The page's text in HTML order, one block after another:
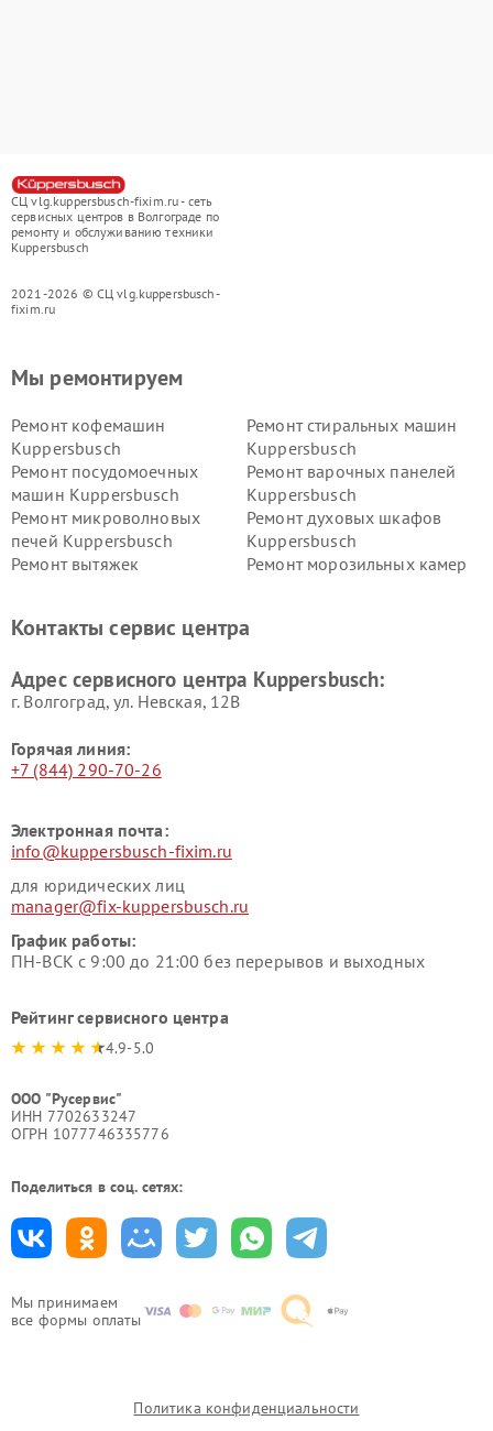
СЦ vlg.kuppersbusch-fixim.ru - сеть
сервисных центров в Волгограде по
ремонту и обслуживанию техники
Kuppersbusch
2021-2026 © СЦ vlg.kuppersbusch-
fixim.ru
Мы принимаем
все формы оплаты
Мы ремонтируем
Ремонт кофемашин
Kuppersbusch
Ремонт стиральных машин
Kuppersbusch
Ремонт посудомоечных
машин Kuppersbusch
Ремонт варочных панелей
Kuppersbusch
Ремонт микроволновых
печей Kuppersbusch
Ремонт духовых шкафов
Kuppersbusch
Ремонт вытяжек
Ремонт морозильных камер
Kuppersbusch
вакуумных упаковщиков
Ремонт сушильных машин Kuppersbusch
Контакты сервис центра
Адрес сервисного центра Kuppersbusch:
г. Волгоград, ул. Невская, 12В
Горячая линия:
+7 (844) 290-70-26
Электронная почта:
info@kuppersbusch-fixim.ru
для юридических лиц
manager@fix-kuppersbusch.ru
График работы:
ПН-ВСК с 9:00 до 21:00 без перерывов и выходных
Рейтинг сервисного центра
4.9-5.0
ООО "Русервис"
ИНН 7702633247
ОГРН 1077746335776
Поделиться в соц. сетях:
Политика конфиденциальности